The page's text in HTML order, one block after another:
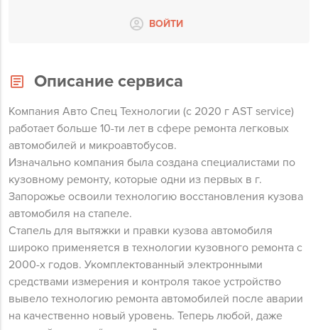
ВОЙТИ
Описание сервиса
Компания Авто Спец Технологии (c 2020 г AST service)
работает больше 10-ти лет в сфере ремонта легковых
автомобилей и микроавтобусов.
Изначально компания была создана специалистами по
кузовному ремонту, которые одни из первых в г.
Запорожье освоили технологию восстановления кузова
автомобиля на стапеле.
Стапель для вытяжки и правки кузова автомобиля
широко применяется в технологии кузовного ремонта с
2000-х годов. Укомплектованный электронными
средствами измерения и контроля такое устройство
вывело технологию ремонта автомобилей после аварии
на качественно новый уровень. Теперь любой, даже